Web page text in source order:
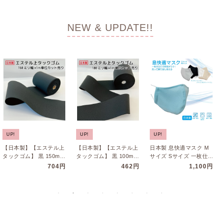
NEW & UPDATE!!
UP!
【日本製】【エステル上
タックゴム】 黒 150mm
幅×1m単位カット売り
704円
UP!
【日本製】【エステル上
タックゴム】 黒 100mm
幅×1m単位カット売り
462円
UP!
日本製 息快適マスク M
サイズ Sサイズ 一枚仕立
て 洗える 洗い替え マ
1,100円